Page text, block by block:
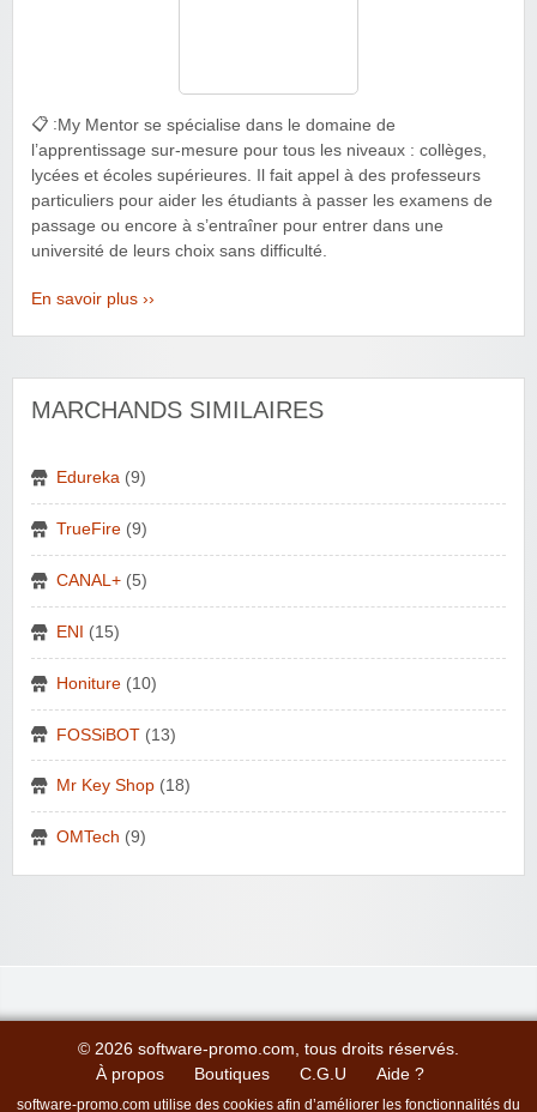
📋 : My Mentor se spécialise dans le domaine de
l’apprentissage sur-mesure pour tous les niveaux : collèges,
lycées et écoles supérieures. Il fait appel à des professeurs
particuliers pour aider les étudiants à passer les examens de
passage ou encore à s’entraîner pour entrer dans une
université de leurs choix sans difficulté.
En savoir plus ››
MARCHANDS SIMILAIRES
Edureka (9)
TrueFire (9)
CANAL+ (5)
ENI (15)
Honiture (10)
FOSSiBOT (13)
Mr Key Shop (18)
OMTech (9)
© 2026 software-promo.com, tous droits réservés.
À propos
Boutiques C.G.U Aide ?
software-promo.com utilise des cookies afin d’améliorer les fonctionnalités du